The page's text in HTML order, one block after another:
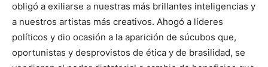
obligó a exiliarse a nuestras más brillantes inteligencias y
a nuestros artistas más creativos. Ahogó a líderes
políticos y dio ocasión a la aparición de súcubos que,
oportunistas y desprovistos de ética y de brasilidad, se